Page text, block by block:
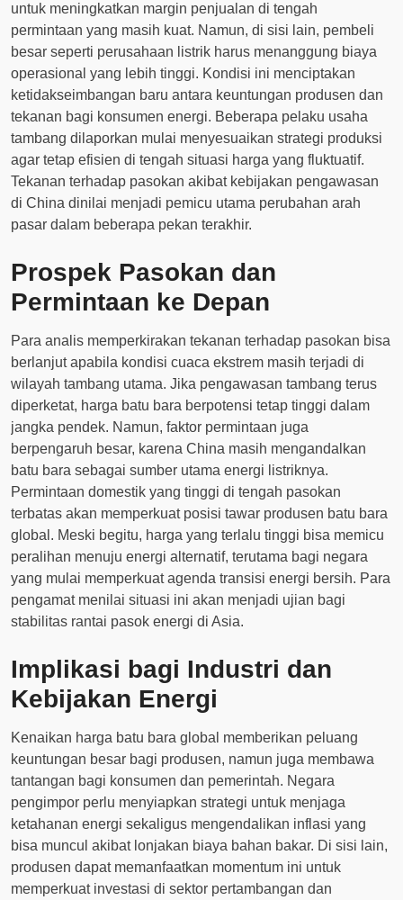
untuk meningkatkan margin penjualan di tengah
permintaan yang masih kuat. Namun, di sisi lain, pembeli
besar seperti perusahaan listrik harus menanggung biaya
operasional yang lebih tinggi. Kondisi ini menciptakan
ketidakseimbangan baru antara keuntungan produsen dan
tekanan bagi konsumen energi. Beberapa pelaku usaha
tambang dilaporkan mulai menyesuaikan strategi produksi
agar tetap efisien di tengah situasi harga yang fluktuatif.
Tekanan terhadap pasokan akibat kebijakan pengawasan
di China dinilai menjadi pemicu utama perubahan arah
pasar dalam beberapa pekan terakhir.
Prospek Pasokan dan
Permintaan ke Depan
Para analis memperkirakan tekanan terhadap pasokan bisa
berlanjut apabila kondisi cuaca ekstrem masih terjadi di
wilayah tambang utama. Jika pengawasan tambang terus
diperketat, harga batu bara berpotensi tetap tinggi dalam
jangka pendek. Namun, faktor permintaan juga
berpengaruh besar, karena China masih mengandalkan
batu bara sebagai sumber utama energi listriknya.
Permintaan domestik yang tinggi di tengah pasokan
terbatas akan memperkuat posisi tawar produsen batu bara
global. Meski begitu, harga yang terlalu tinggi bisa memicu
peralihan menuju energi alternatif, terutama bagi negara
yang mulai memperkuat agenda transisi energi bersih. Para
pengamat menilai situasi ini akan menjadi ujian bagi
stabilitas rantai pasok energi di Asia.
Implikasi bagi Industri dan
Kebijakan Energi
Kenaikan harga batu bara global memberikan peluang
keuntungan besar bagi produsen, namun juga membawa
tantangan bagi konsumen dan pemerintah. Negara
pengimpor perlu menyiapkan strategi untuk menjaga
ketahanan energi sekaligus mengendalikan inflasi yang
bisa muncul akibat lonjakan biaya bahan bakar. Di sisi lain,
produsen dapat memanfaatkan momentum ini untuk
memperkuat investasi di sektor pertambangan dan